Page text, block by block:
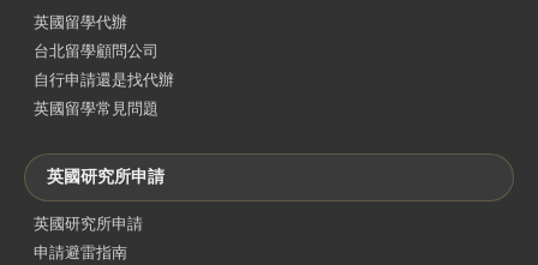
英國留學代辦
台北留學顧問公司
自行申請還是找代辦
英國留學常見問題
英國研究所申請
英國研究所申請
申請避雷指南